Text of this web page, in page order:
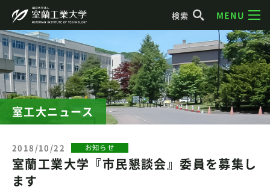
検索 MENU
室工大ニュース
2018/10/22 お知らせ
室蘭工業大学『市民懇談会』委員を募集し
ます